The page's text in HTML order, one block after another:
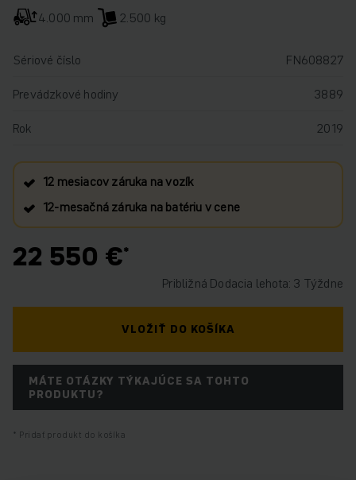
4.000 mm 2.500 kg
Sériové číslo
FN608827
Prevádzkové hodiny
3889
Rok
2019
12 mesiacov záruka na vozík
12‑mesačná záruka na batériu v cene
22 550 €
Približná Dodacia lehota: 3 Týždne
VLOŽIŤ DO KOŠÍKA
MÁTE OTÁZKY TÝKAJÚCE SA TOHTO
PRODUKTU?
Pridať produkt do košíka